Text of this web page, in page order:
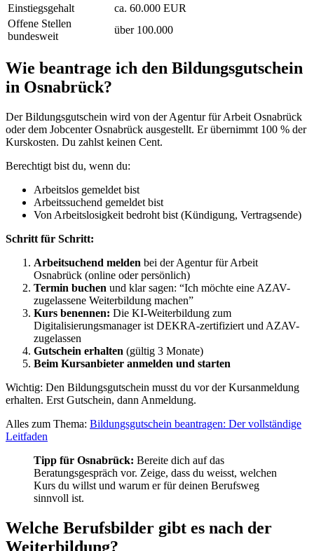
Einstiegsgehalt
ca. 60.000 EUR
Offene Stellen
bundesweit
über 100.000
Wie beantrage ich den Bildungsgutschein
in Osnabrück?
Der Bildungsgutschein wird von der Agentur für Arbeit Osnabrück
oder dem Jobcenter Osnabrück ausgestellt. Er übernimmt 100 % der
Kurskosten. Du zahlst keinen Cent.
Berechtigt bist du, wenn du:
Arbeitslos gemeldet bist
Arbeitssuchend gemeldet bist
Von Arbeitslosigkeit bedroht bist (Kündigung, Vertragsende)
Schritt für Schritt:
Arbeitsuchend melden bei der Agentur für Arbeit
Osnabrück (online oder persönlich)
Termin buchen und klar sagen: “Ich möchte eine AZAV-
zugelassene Weiterbildung machen”
Kurs benennen: Die KI-Weiterbildung zum
Digitalisierungsmanager ist DEKRA-zertifiziert und AZAV-
zugelassen
Gutschein erhalten (gültig 3 Monate)
Beim Kursanbieter anmelden und starten
Wichtig: Den Bildungsgutschein musst du vor der Kursanmeldung
erhalten. Erst Gutschein, dann Anmeldung.
Alles zum Thema: Bildungsgutschein beantragen: Der vollständige
Leitfaden
Tipp für Osnabrück: Bereite dich auf das
Beratungsgespräch vor. Zeige, dass du weisst, welchen
Kurs du willst und warum er für deinen Berufsweg
sinnvoll ist.
Welche Berufsbilder gibt es nach der
Weiterbildung?